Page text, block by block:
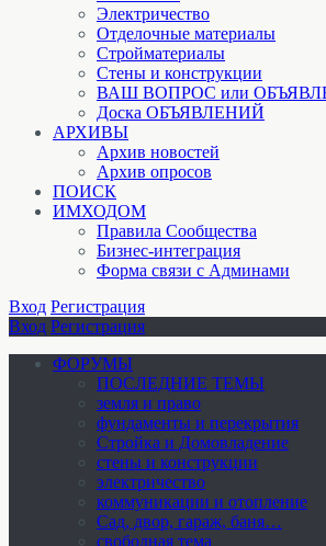
Электричество
Отделочные материалы
Стройматериалы
Стены и конструкции
ВАШ ВОПРОС или
Доска ОБЪЯВЛЕНИЙ
АРХИВЫ
Архив новостей
Архив опросов
ПОИСК
ИМХОДОМ
Правила Сообщества
Бизнес-интеграция
Форма связи с Админами
Вход Регистрация
Вход Регистрация
ФОРУМЫ
ПОСЛЕДНИЕ ТЕМЫ
земля и право
фундаменты и перекрытия
Стройка и Домовладение
стены и конструкции
электричество
коммуникации и отопление
Cад, двор, гараж, баня…
свободная тема